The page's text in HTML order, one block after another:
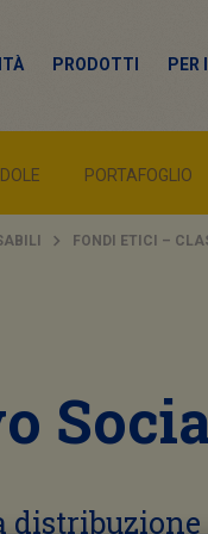
PRODOTTI PER
PORTAFOGLIO
FONDI ETICI –